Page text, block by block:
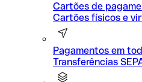
Cartões de
Cartões físicos e
Pagamentos em
Transferências